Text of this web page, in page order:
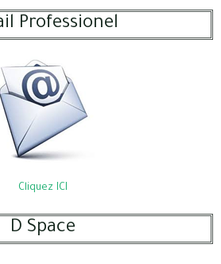
Professionel
Cliquez ICI
D Space